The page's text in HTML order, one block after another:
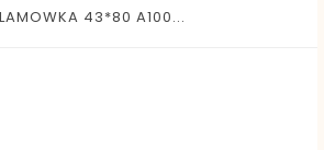
43*80 A100...